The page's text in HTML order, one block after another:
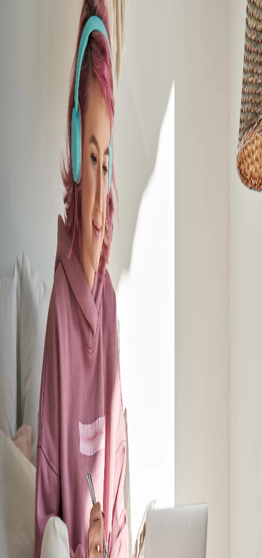
Conclua sua Matrícula
INSCREVA-SE
ÁREA DO ALUNO